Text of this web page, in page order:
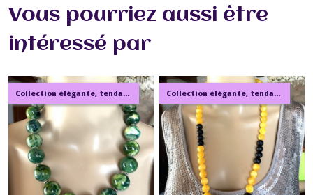
Vous pourriez aussi être
intéressé par
Collection élégante, tendance, moderne, de bijoux en ambre, pierre, perles. Collection élégante, tendance, moderne, de bijoux en ambre, pierre, perles.